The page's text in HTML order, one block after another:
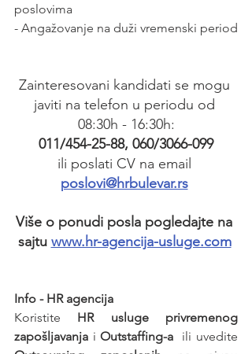
poslovima
- Angažovanje na duži vremenski period
Zainteresovani kandidati se mogu
javiti na telefon u periodu od
08:30h - 16:30h:
011/454-25-88, 060/3066-099
ili poslati CV na email
poslovi@hrbulevar.rs
Više o ponudi posla pogledajte na
sajtu www.hr-agencija-usluge.com
Info - HR agencija
Koristite HR usluge privremenog
zapošljavanja i Outstaffing-a